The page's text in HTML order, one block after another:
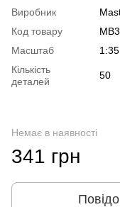
Виробник
Код товару
Масштаб
1:35
Кількість
деталей
50
Немає в наявності
341 грн